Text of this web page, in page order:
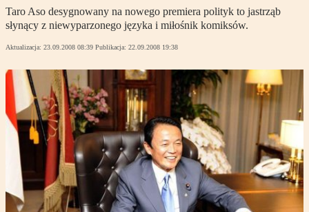
Taro Aso desygnowany na nowego premiera polityk to jastrząb
słynący z niewyparzonego języka i miłośnik komiksów.
Aktualizacja: 23.09.2008 08:39 Publikacja: 22.09.2008 19:38